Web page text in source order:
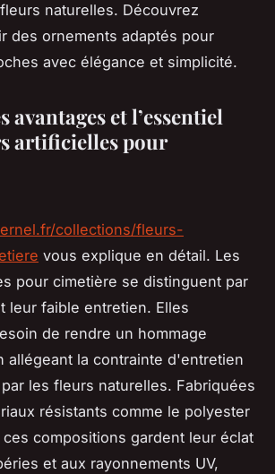
naturelles. Découvrez
des ornements adaptés pour
avec élégance et simplicité.
avantages et l’essentiel
artificielles pour
collections/fleurs-
vous explique en détail. Les
pour cimetière se distinguent par
leur faible entretien. Elles
de rendre un hommage
allégeant la contrainte d'entretien
les fleurs naturelles. Fabriquées
résistants comme le polyester
compositions gardent leur éclat
et aux rayonnements UV,